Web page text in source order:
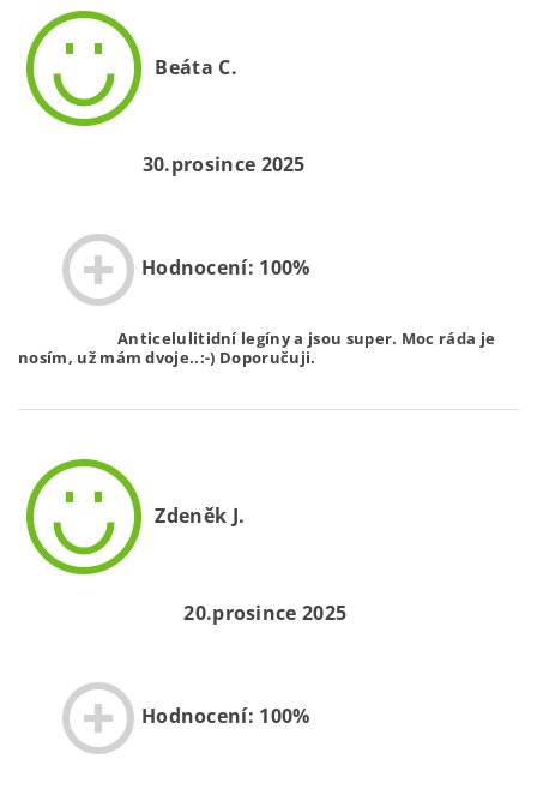
Beáta C.
30.prosince 2025
Hodnocení: 100%
Anticelulitidní legíny a jsou super. Moc ráda je
nosím, už mám dvoje..:-) Doporučuji.
Zdeněk J.
20.prosince 2025
Hodnocení: 100%